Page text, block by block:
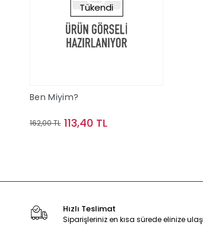
Tükendi
Ben Miyim?
162,00 TL 113,40 TL
Hızlı Teslimat
Siparişleriniz en kısa sürede elinize